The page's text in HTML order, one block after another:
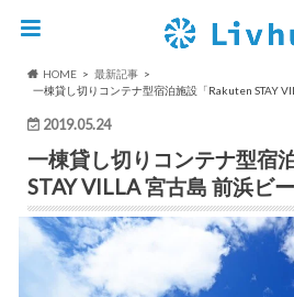
HOME
最新記事
一棟貸し切りコンテナ型宿泊施設「Rakuten STAY
2019.05.24
一棟貸し切りコンテナ型宿
STAY VILLA 宮古島 前浜ビ